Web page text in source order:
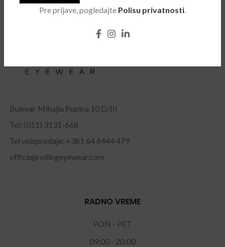
Pre prijave, pogledajte Polisu privatnosti.
Bulevar Mihajla Pupina 10 D/III
Tel: (011) 3131-668
Tel veleprodaje: +381 64 6444 479
office@rollingeyewear.com
RADNO VREME
PON - PET
09:00 - 20:00